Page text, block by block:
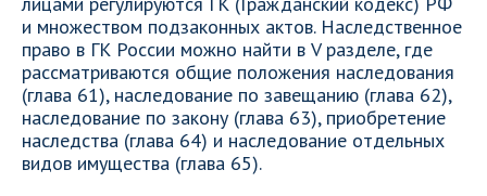
и множеством подзаконных актов. Наследственное
право в ГК России можно найти в V разделе, где
рассматриваются общие положения наследования
(глава 61), наследование по завещанию (глава 62),
наследование по закону (глава 63), приобретение
наследства (глава 64) и наследование отдельных
видов имущества (глава 65).